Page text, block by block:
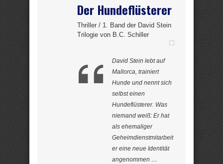
Der Hundeflüsterer
Thriller / 1. Band der David Stein
Trilogie von B.C. Schiller
David Stein lebt auf
Mallorca, trainiert
Hunde und nennt sich
selbst einen
Hundeflüsterer. Was
niemand weiß: Er hat
als ehemaliger
Geheimdienstmitarbeit
er eine neue Identität
angenommen …